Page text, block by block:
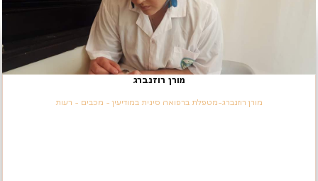
מורן רוזנברג
מורן רוזנברג-מטפלת ברפואה סינית במודיעין - מכבים - רעות